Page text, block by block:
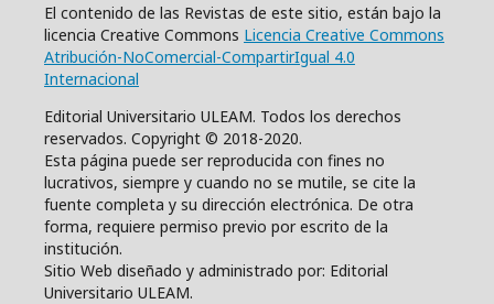
El contenido de las Revistas de este sitio, están bajo la
licencia Creative Commons Licencia Creative Commons
Atribución-NoComercial-CompartirIgual 4.0
Internacional
Editorial Universitario ULEAM. Todos los derechos
reservados. Copyright © 2018-2020.
Esta página puede ser reproducida con fines no
lucrativos, siempre y cuando no se mutile, se cite la
fuente completa y su dirección electrónica. De otra
forma, requiere permiso previo por escrito de la
institución.
Sitio Web diseñado y administrado por: Editorial
Universitario ULEAM.